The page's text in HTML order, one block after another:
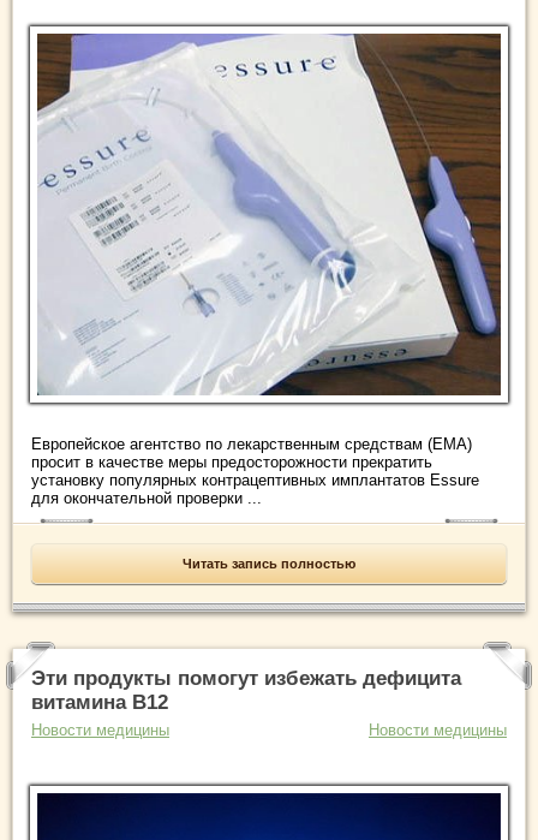
Европейское агентство по лекарственным средствам (EMA)
просит в качестве меры предосторожности прекратить
установку популярных контрацептивных имплантатов Essure
для окончательной проверки ...
Читать запись полностью
Эти продукты помогут избежать дефицита
витамина В12
Новости медицины Новости медицины